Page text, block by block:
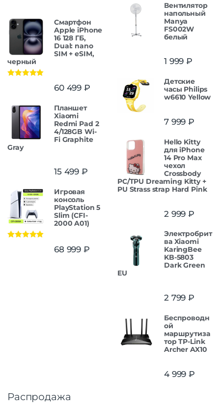
Смартфон
Apple iPhone
16 128 ГБ,
Dual: nano
SIM + eSIM,
черный
60 499 ₽
Планшет
Xiaomi
Redmi Pad 2
4/128GB Wi-
Fi Graphite
Gray
15 499 ₽
Игровая
консоль
PlayStation 5
Slim (CFI-
2000 A01)
68 999 ₽
Вентилятор
напольный
Manya
FS002W
белый
1 999 ₽
Детские
часы Philips
w6610 Yellow
7 999 ₽
Hello Kitty
для iPhone
14 Pro Max
чехол
Crossbody
PC/TPU Dreaming Kitty +
PU Strass strap Hard Pink
2 999 ₽
Электробрит
ва Xiaomi
KaringBee
KB-5803
Dark Green
EU
2 799 ₽
Беспроводн
ой
маршрутиза
тор TP-Link
Archer AX10
4 999 ₽
Распродажа